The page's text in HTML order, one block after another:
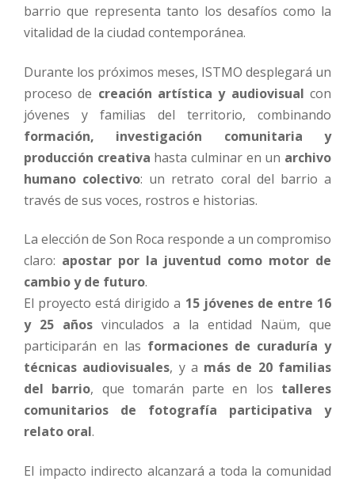
barrio que representa tanto los desafíos como la
vitalidad de la ciudad contemporánea.
Durante los próximos meses, ISTMO desplegará un
proceso de creación artística y audiovisual con
jóvenes y familias del territorio, combinando
formación, investigación comunitaria y
producción creativa hasta culminar en un archivo
humano colectivo: un retrato coral del barrio a
través de sus voces, rostros e historias.
La elección de Son Roca responde a un compromiso
claro: apostar por la juventud como motor de
cambio y de futuro.
El proyecto está dirigido a 15 jóvenes de entre 16
y 25 años vinculados a la entidad Naüm, que
participarán en las formaciones de curaduría y
técnicas audiovisuales, y a más de 20 familias
del barrio, que tomarán parte en los talleres
comunitarios de fotografía participativa y
relato oral.
El impacto indirecto alcanzará a toda la comunidad